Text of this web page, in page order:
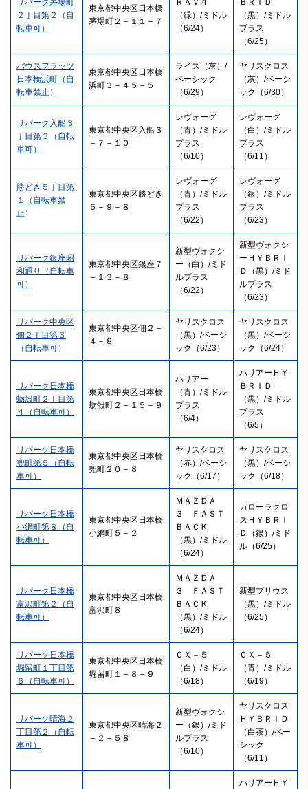
リパーク茅場町
２丁目第２（自
転車可）
東京都中央区日本橋
茅場町２－１１－７
ＲＡＶ４
（緑）/ミドル
（6/24）
ＢＲＩＤ
（黒）/ミドル
プラス
（6/25）
バウスフラッツ
日本橋浜町（自
転車禁止）
東京都中央区日本橋
浜町３－４５－５
ライズ（灰）/
ベーシック
（6/29）
ヤリスクロス
（灰）/ベーシ
ック（6/30）
リパーク入船３
丁目第３（自転
車可）
東京都中央区入船３
－７－１０
レヴォーグ
（青）/ミドル
プラス
（6/10）
レヴォーグ
（白）/ミドル
プラス
（6/11）
勝どき５丁目第
１（自転車禁
止）
東京都中央区勝どき
５－９－８
レヴォーグ
（青）/ミドル
プラス
（6/22）
レヴォーグ
（銀）/ミドル
プラス
（6/23）
リパーク銀座昭
和通り（自転車
可）
東京都中央区銀座７
－１３－８
新型ヴォクシ
ー（白）/ミド
ルプラス
（6/22）
新型ヴォクシ
ーＨＹＢＲＩ
Ｄ（黒）/ミド
ルプラス
（6/23）
リパーク中央区
佃２丁目第３
（自転車可）
東京都中央区佃２－
４－８
ヤリスクロス
（黒）/ベーシ
ック（6/23）
ヤリスクロス
（黒）/ベーシ
ック（6/24）
リパーク日本橋
蛎殻町２丁目第
４（自転車可）
東京都中央区日本橋
蛎殻町２－１５－９
ハリアー
（青）/ミドル
プラス
（6/4）
ハリアーＨＹ
ＢＲＩＤ
（黒）/ミドル
プラス
（6/5）
リパーク日本橋
兜町第５（自転
車可）
東京都中央区日本橋
兜町２０－８
ヤリスクロス
（赤）/ベーシ
ック（6/17）
ヤリスクロス
（黒）/ベーシ
ック（6/18）
リパーク日本橋
小網町第８（自
転車可）
東京都中央区日本橋
小網町５－２
ＭＡＺＤＡ
３ ＦＡＳＴ
ＢＡＣＫ
（黒）/ミドル
（6/24）
カローラクロ
スＨＹＢＲＩ
Ｄ（銀）/ミド
ル（6/25）
リパーク日本橋
富沢町第２（自
転車可）
東京都中央区日本橋
富沢町８
ＭＡＺＤＡ
３ ＦＡＳＴ
ＢＡＣＫ
（黒）/ミドル
（6/24）
新型プリウス
（黒）/ミドル
（6/25）
リパーク日本橋
堀留町１丁目第
６（自転車可）
東京都中央区日本橋
堀留町１－８－９
ＣＸ－５
（白）/ミドル
（6/18）
ＣＸ－５
（青）/ミドル
（6/19）
リパーク晴海２
丁目第２（自転
車可）
東京都中央区晴海２
－２－５８
新型ヴォクシ
ー（銀）/ミド
ルプラス
（6/10）
ヤリスクロス
ＨＹＢＲＩＤ
（白茶）/ベー
シック
（6/11）
ハリアーＨＹ